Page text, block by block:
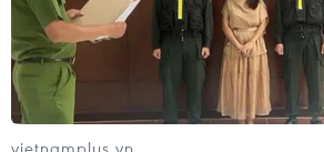
Qua sự việc học sinh tử vong vì bị
đón của trường tiểu học Gateway,
và kỹ năng thoát hiểm cho trẻ khi bị
là rất cần thiết.